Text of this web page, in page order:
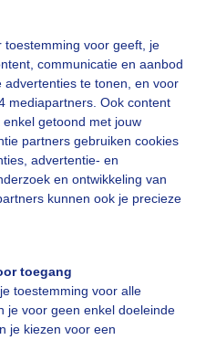
toestemming voor geeft, je
communicatie en aanbod
te tonen, en voor
mediapartners. Ook content
getoond met jouw
partners gebruiken cookies
advertentie- en
en ontwikkeling van
kunnen ook je precieze
toegang
toestemming voor alle
je voor geen enkel doeleinde
je kiezen voor een
aub...